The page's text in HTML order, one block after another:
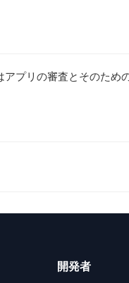
プリの審査とそのため
開発者